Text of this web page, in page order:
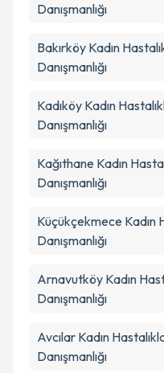
Danışmanlığı
Bakırköy Kadın
Danışmanlığı
Kadıköy Kadın
Danışmanlığı
Kağıthane Kadın
Danışmanlığı
Küçükçekmece Kadın
Danışmanlığı
Arnavutköy Kadın
Danışmanlığı
Avcılar Kadın
Danışmanlığı